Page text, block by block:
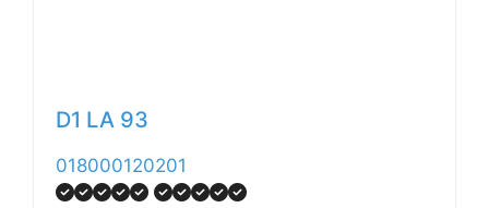
D1 LA 93
018000120201